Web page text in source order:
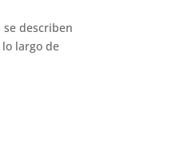
se describen
largo de